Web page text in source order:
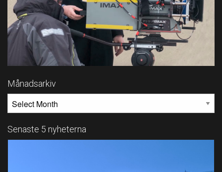
Månadsarkiv
Senaste 5 nyheterna